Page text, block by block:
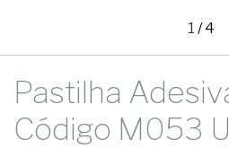
1 /4
Pastilha
Código M053